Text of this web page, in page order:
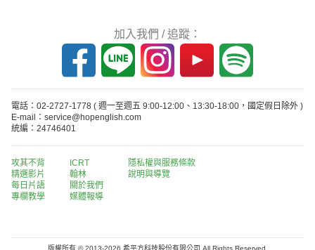
加入我們 / 追蹤：
電話：02-2727-1778 ( 週一至週五 9:00-12:00、13:30-18:00，國定假日除外 )
E-mail：service@hopenglish.com
統編：24746401
攻其不背
精選影片
每日片語
專欄教學
ICRT
翰林
關於我們
媒體報導
隱私權與服務條款
說明與導覽
版權所有 © 2013-2026 希平方科技股份有限公司 All Rights Reserved.